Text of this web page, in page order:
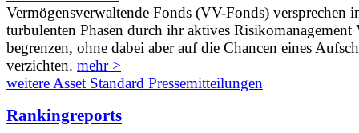
Vermögensverwaltende Fonds (VV-Fonds) versprechen
turbulenten Phasen durch ihr aktives Risikomanagement
begrenzen, ohne dabei aber auf die Chancen eines
verzichten. mehr >
weitere Asset Standard Pressemitteilungen
Rankingreports